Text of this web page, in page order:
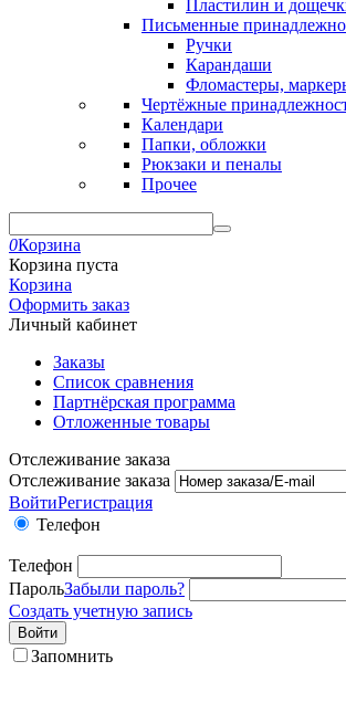
Пластилин и
Письменные
Ручки
Карандаши
Фломастеры,
Чертёжные
Календари
Папки, обложки
Рюкзаки и пеналы
Прочее
0Корзина
Корзина пуста
Корзина
Оформить заказ
Личный кабинет
Заказы
Список сравнения
Партнёрская программа
Отложенные товары
Отслеживание заказа
Отслеживание заказа
ВойтиРегистрация
Телефон
Телефон
ПарольЗабыли пароль?
Создать учетную запись
Войти
Запомнить